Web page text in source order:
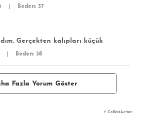
Beden: 37
Gerçekten kalıpları küçük
Beden: 38
Fazla Yorum Göster
⚡ CollectAction